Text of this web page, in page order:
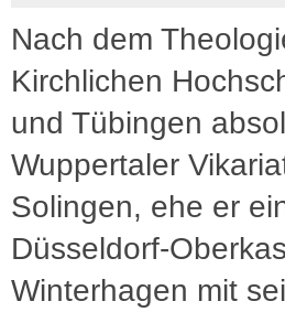
Nach dem
Kirchlichen
und Tübingen
Wuppertaler
Solingen, ehe er
Düsseldorf-
Winterhagen mit